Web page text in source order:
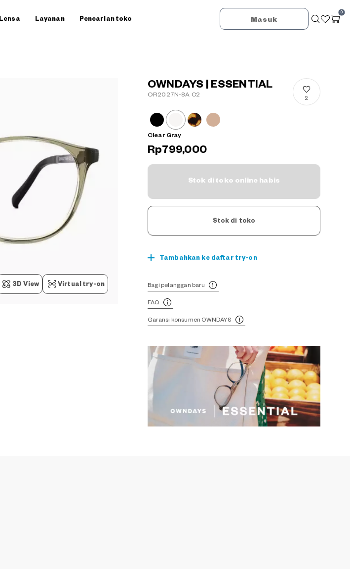
Lensa Layanan Pencarian toko Masuk
0
3D View Virtual try-on
OWNDAYS | ESSENTIAL
OR2027N-8A C2
2
Clear Gray
Rp799,000
Stok di toko online habis
Stok di toko
Tambahkan ke daftar try-on
Bagi pelanggan baru
FAQ
Garansi konsumen OWNDAYS